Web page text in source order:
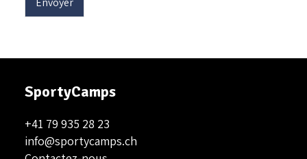
SportyCamps
+41 79 935 28 23
info@sportycamps.ch